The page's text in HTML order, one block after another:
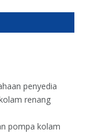
penyedia
renang
pompa kolam